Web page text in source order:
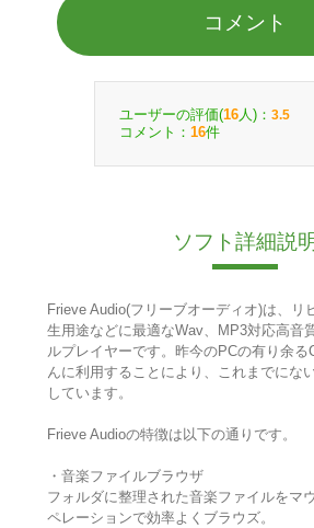
コメント
ユーザーの評価(16 人)： 3.5
コメント： 16件
ソフト詳細説明
Frieve Audio(フリーブオーディオ)は、リ
生用途などに最適なWav、MP3対応高音
ルプレイヤーです。昨今のPCの有り余る
んに利用することにより、これまでにな
しています。
Frieve Audioの特徴は以下の通りです。
・音楽ファイルブラウザ
フォルダに整理された音楽ファイルをマ
ペレーションで効率よくブラウズ。